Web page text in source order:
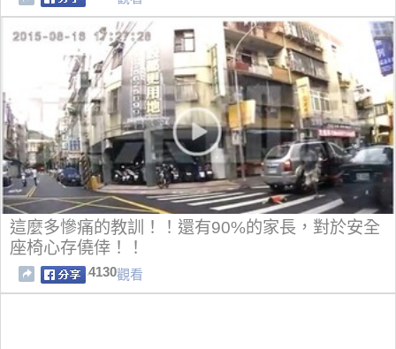
這麼多慘痛的教訓！！還有90%的家長，對於安全
座椅心存僥倖！！
4130觀看